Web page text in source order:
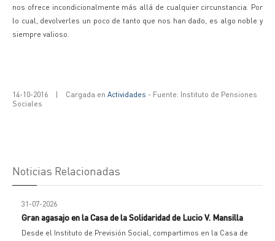
nos ofrece incondicionalmente más allá de cualquier circunstancia. Por
lo cual, devolverles un poco de tanto que nos han dado, es algo noble y
siempre valioso.
14-10-2016 | Cargada en Actividades - Fuente: Instituto de Pensiones
Sociales
Noticias Relacionadas
31-07-2026
Gran agasajo en la Casa de la Solidaridad de Lucio V. Mansilla
Desde el Instituto de Previsión Social, compartimos en la Casa de